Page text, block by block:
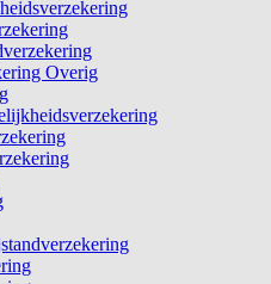
Overig